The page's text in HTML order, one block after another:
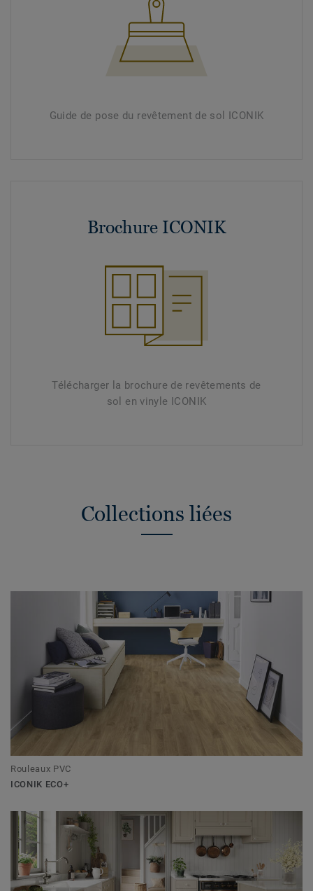
Guide de pose du revêtement de sol ICONIK
Brochure ICONIK
Télécharger la brochure de revêtements de
sol en vinyle ICONIK
Collections liées
Rouleaux PVC
ICONIK ECO+